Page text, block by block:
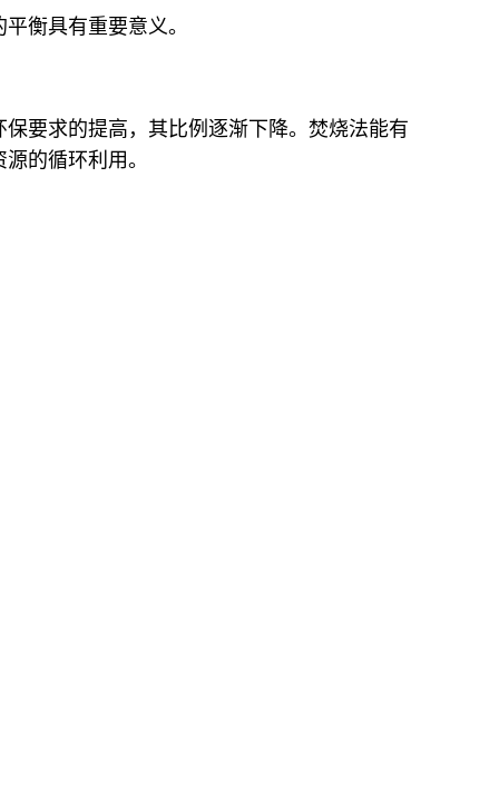
衡具有重要意义。
要求的提高，其比例逐渐下降。焚烧法能有
的循环利用。